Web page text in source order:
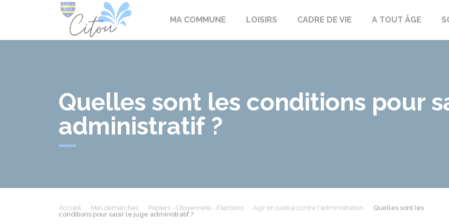
MA COMMUNE LOISIRS CADRE DE VIE A TOUT ÂGE
Quelles sont les conditions pour
administratif ?
Accueil Mes démarches Papiers - Citoyenneté - Élections Agir en justice contre l'administration
Quelles sont les
conditions pour saisir le juge administratif ?